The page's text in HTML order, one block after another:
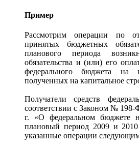
Пример
Рассмотрим операции по
принятых бюджетных
планового периода
обязательства и (или) его
федерального бюджета на
полученных на капитальное
Получатели средств
соответствии с Законом №
г. «О федеральном бюджете
плановый период 2009 и
указанные операции